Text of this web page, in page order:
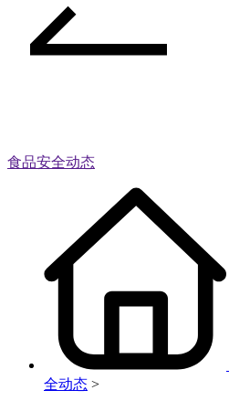
食品安全动态
全动态 >